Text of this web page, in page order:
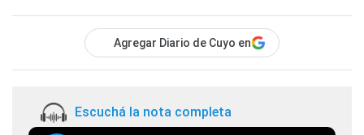
Agregar Diario de Cuyo en
Escuchá la nota completa